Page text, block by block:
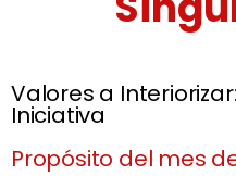
Valores a
Iniciativa
Propósito del mes